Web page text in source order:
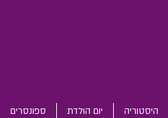
היסטוריה יום הולדת ספונסרים